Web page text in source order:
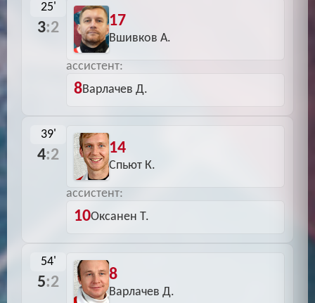
25'
3:2 17
Вшивков А.
ассистент:
8Варлачев Д.
39'
4:2 14
Спьют К.
ассистент:
10Оксанен Т.
54'
5:2 8
Варлачев Д.